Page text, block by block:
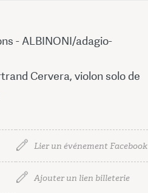
- ALBINONI/adagio-
Cervera, violon solo de
Lier un événement Facebook
Ajouter un lien billeterie